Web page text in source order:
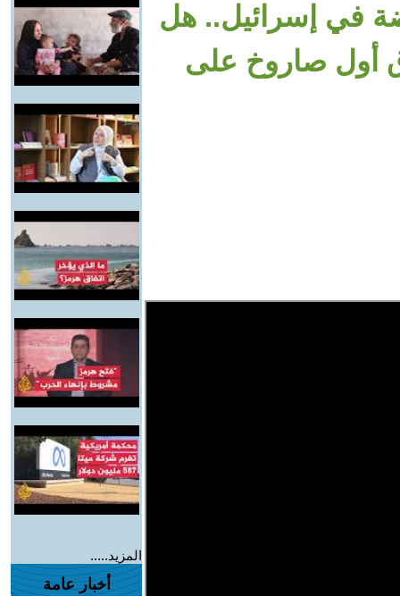
في إسرائيل.. هل
أول صاروخ على
المزيد.....
أخبار عامة